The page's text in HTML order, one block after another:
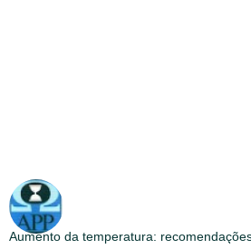
Aumento da temperatura: